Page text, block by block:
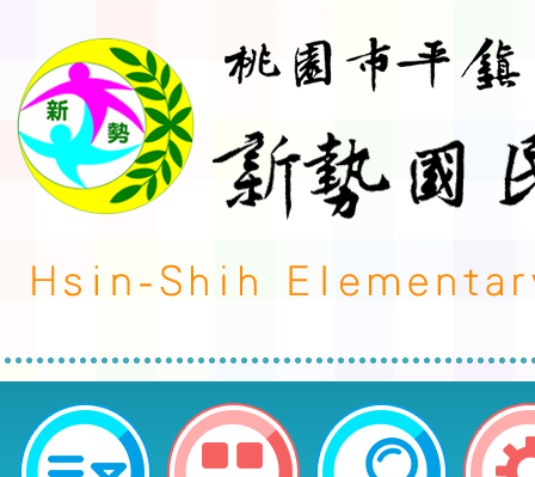
轉知本市辦理「114年桃園市運動
錦標賽」-桃園市平鎮區新勢國民小